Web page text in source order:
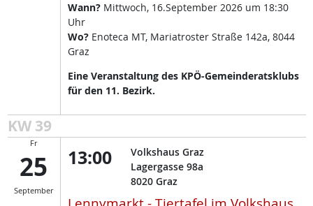
Wann?Mittwoch, 16.September 2026 um 18:30
Uhr
Wo?Enoteca MT, Mariatroster Straße 142a, 8044
Graz
Eine Veranstaltung des KPÖ-Gemeinderatsklubs
für den 11. Bezirk.
KW 39
Fr
25
September
13:00
Volkshaus Graz
Lagergasse 98a
8020 Graz